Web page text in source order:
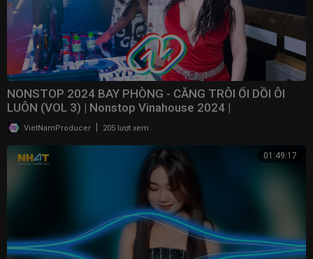
NONSTOP 2024 BAY PHÒNG - CĂNG TRÔI ỐI DỒI ÔI
LUÔN (VOL 3) | Nonstop Vinahouse 2024 | ​
⁠@NONSTOPVNDJ
VietNamProducer 205 lượt xem
01:49:17